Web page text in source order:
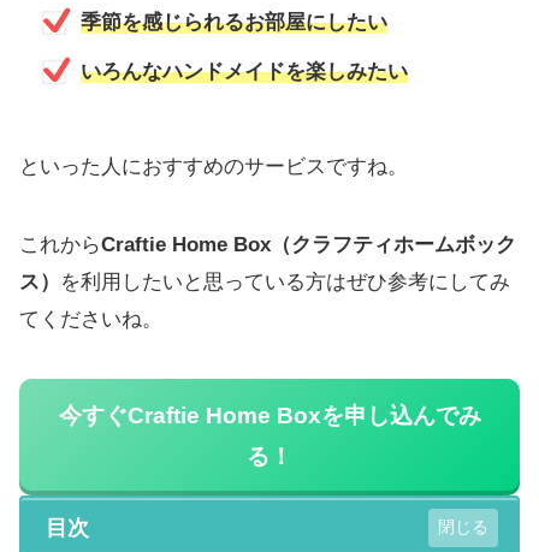
季節を感じられるお部屋にしたい
いろんなハンドメイドを楽しみたい
といった人におすすめのサービスですね。
これからCraftie Home Box（クラフティホームボック
ス）
を利用したいと思っている方はぜひ参考にしてみ
てくださいね。
今すぐCraftie Home Boxを申し込んでみ
る！
目次